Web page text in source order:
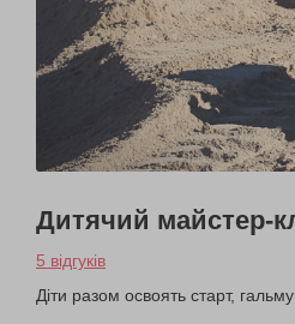
Дитячий майстер-
5 відгуків
Діти разом освоять старт,